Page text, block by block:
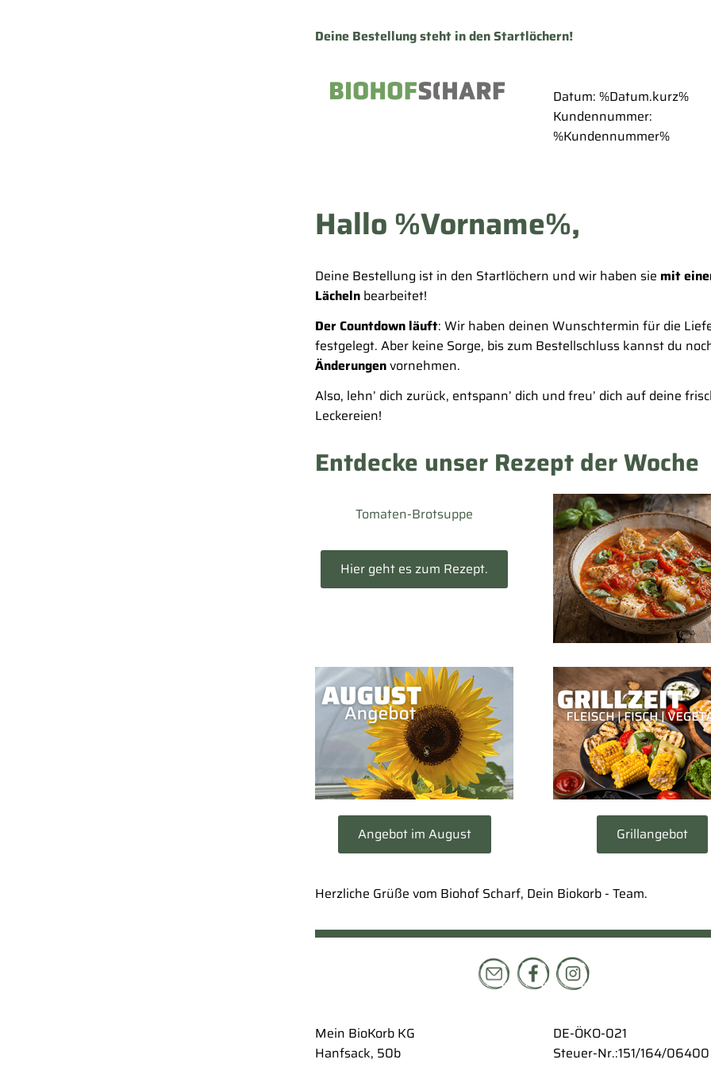
Deine Bestellung steht in den Startlöchern!
Datum: %Datum.kurz%
Kundennummer:
%Kundennummer%
Hallo %Vorname%,
Deine Bestellung ist in den Startlöchern und wir haben sie mit
Lächeln bearbeitet!
Der Countdown läuft: Wir haben deinen Wunschtermin für die
festgelegt. Aber keine Sorge, bis zum Bestellschluss kannst du
Änderungenvornehmen.
Also, lehn’ dich zurück, entspann’ dich und freu’ dich auf deine
Leckereien!
Entdecke unser Rezept der Woche
Tomaten-Brotsuppe
Hier geht es zum Rezept.
Angebot im August Grillangebot
Herzliche Grüße vom Biohof Scharf, Dein Biokorb - Team.
Mein BioKorb KG
Hanfsack, 50b
DE-ÖKO-021
Steuer-Nr.:151/164/06400